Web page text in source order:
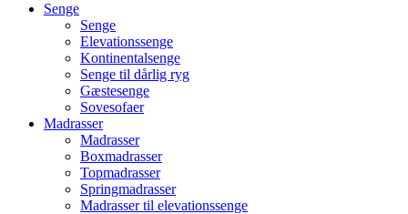
Senge
Senge
Elevationssenge
Kontinentalsenge
Senge til dårlig ryg
Gæstesenge
Sovesofaer
Madrasser
Madrasser
Boxmadrasser
Topmadrasser
Springmadrasser
Madrasser til elevationssenge